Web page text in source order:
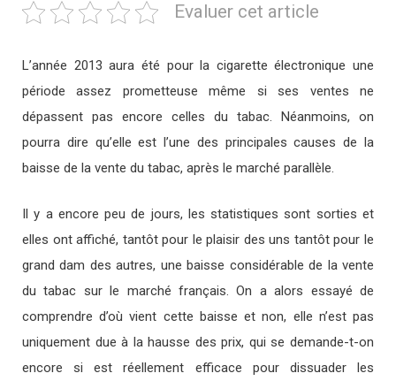
Evaluer cet article
L’année 2013 aura été pour la cigarette électronique une
période assez prometteuse même si ses ventes ne
dépassent pas encore celles du tabac. Néanmoins, on
pourra dire qu’elle est l’une des principales causes de la
baisse de la vente du tabac, après le marché parallèle.
Il y a encore peu de jours, les statistiques sont sorties et
elles ont affiché, tantôt pour le plaisir des uns tantôt pour le
grand dam des autres, une baisse considérable de la vente
du tabac sur le marché français. On a alors essayé de
comprendre d’où vient cette baisse et non, elle n’est pas
uniquement due à la hausse des prix, qui se demande-t-on
encore si est réellement efficace pour dissuader les